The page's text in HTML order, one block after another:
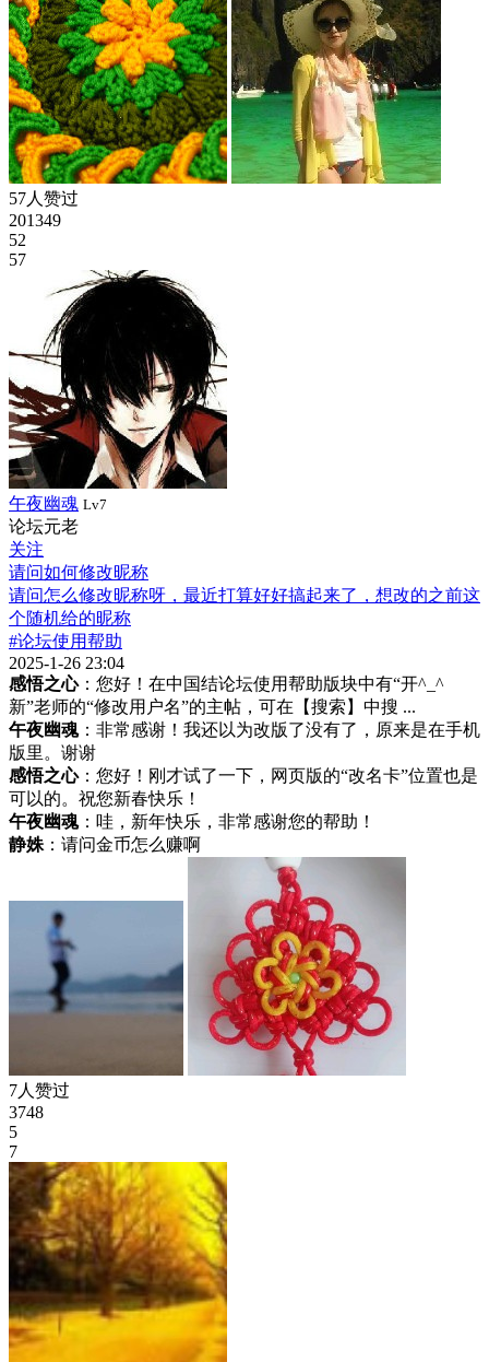
57人赞过
201349
52
57
午夜幽魂 Lv7
论坛元老
关注
请问如何修改昵称
请问怎么修改昵称呀，最近打算好好搞起来了，想改的之前这
个随机给的昵称
#论坛使用帮助
2025-1-26 23:04
感悟之心：您好！在中国结论坛使用帮助版块中有“开^_^
新”老师的“修改用户名”的主帖，可在【搜索】中搜 ...
午夜幽魂：非常感谢！我还以为改版了没有了，原来是在手机
版里。谢谢
感悟之心：您好！刚才试了一下，网页版的“改名卡”位置也是
可以的。祝您新春快乐！
午夜幽魂：哇，新年快乐，非常感谢您的帮助！
静姝 ：请问金币怎么赚啊
7人赞过
3748
5
7